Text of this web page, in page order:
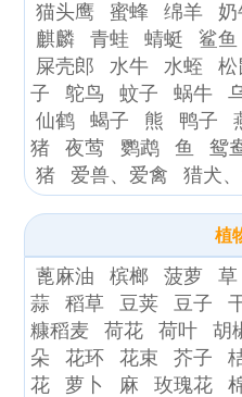
猫头鹰
蜜蜂 绵羊 奶
麒麟
青蛙 蜻蜓 鲨鱼
屎壳郎
水牛 水蛭 松
子
鸵鸟 蚊子 蜗牛
仙鹤
蝎子 熊 鸭子
猪
夜莺 鹦鹉 鱼 鸳
猪
爱兽、爱禽 猎犬
植
蓖麻油 槟榔 菠萝 草
蒜
稻草 豆荚 豆子
糠稻麦
荷花 荷叶 胡
朵
花环 花束 芥子
花
萝卜 麻 玫瑰花